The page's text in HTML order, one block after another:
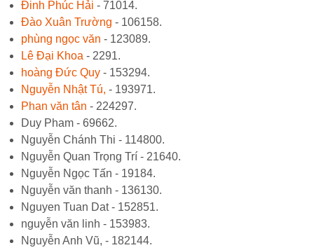
Đinh Phúc Hải - 71014.
Đào Xuân Trường - 106158.
phùng ngọc văn - 123089.
Lê Đại Khoa - 2291.
hoàng Đức Quy - 153294.
Nguyễn Nhật Tú, - 193971.
Phan văn tân - 224297.
Duy Pham - 69662.
Nguyễn Chánh Thi - 114800.
Nguyễn Quan Trọng Trí - 21640.
Nguyễn Ngọc Tấn - 19184.
Nguyễn văn thanh - 136130.
Nguyen Tuan Dat - 152851.
nguyễn văn linh - 153983.
Nguyễn Anh Vũ, - 182144.